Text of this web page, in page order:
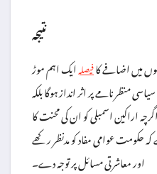
نتیجہ
میں اضافے کافیصلہایک اہم موڑ
منظر نامے پر اثر انداز ہوگا بلکہ
اراکین اسمبلی کو ان کی محنت کا
حکومت عوامی مفاد کو مدنظر رکھے
اور معاشرتی مسائل پر توجہ دے۔